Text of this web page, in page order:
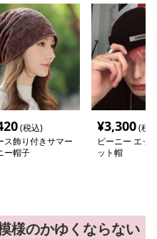
(税込)
ス飾り付きサマー
ー帽子
¥3,300(税
ビーニー エッ
ット帽
様のかゆくならない